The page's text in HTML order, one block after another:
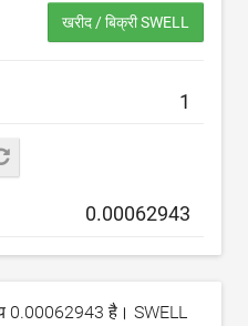
खरीद / बिक्री SWELL
0.00062943 है। SWELL